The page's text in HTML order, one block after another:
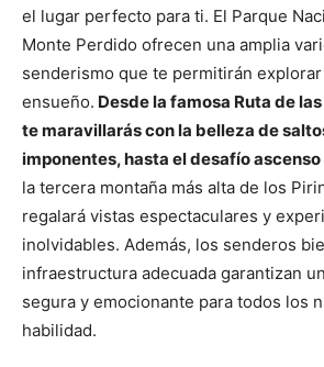
el lugar perfecto para ti. El Parque
Monte Perdido ofrecen una amplia
senderismo que te permitirán
ensueño. Desde la famosa Ruta de
te maravillarás con la belleza de
imponentes, hasta el desafío
la tercera montaña más alta de los
regalará vistas espectaculares y
inolvidables. Además, los senderos
infraestructura adecuada garantizan
segura y emocionante para todos los
habilidad.